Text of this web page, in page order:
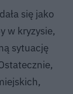
się jako
w kryzysie,
sytuację